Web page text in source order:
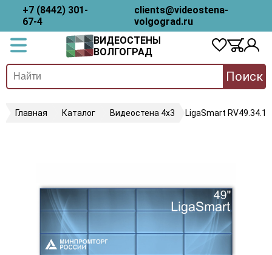
+7 (8442) 301-
67-4
clients@videostena-
volgograd.ru
ВИДЕОСТЕНЫ
ВОЛГОГРАД
Поиск
Главная Каталог Видеостена 4х3 LigaSmart